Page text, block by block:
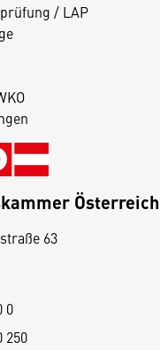
/ LAP
Österreich
63
0
250